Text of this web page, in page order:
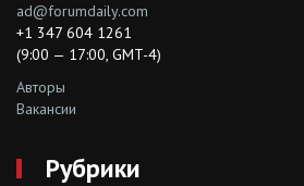
ad@forumdaily.com
+1 347 604 1261
(9:00 — 17:00, GMT-4)
Авторы
Вакансии
Рубрики